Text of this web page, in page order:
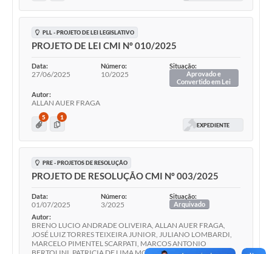
PLL - PROJETO DE LEI LEGISLATIVO
PROJETO DE LEI CMI Nº 010/2025
Data:
27/06/2025
Número:
10/2025
Situação:
Aprovado e
Convertido em Lei
Autor:
ALLAN AUER FRAGA
5 1
EXPEDIENTE
PRE - PROJETOS DE RESOLUÇÃO
PROJETO DE RESOLUÇÃO CMI Nº 003/2025
Data:
01/07/2025
Número:
3/2025
Situação:
Arquivado
Autor:
BRENO LUCIO ANDRADE OLIVEIRA, ALLAN AUER FRAGA,
JOSÉ LUIZ TORRES TEIXEIRA JUNIOR, JULIANO LOMBARDI,
MARCELO PIMENTEL SCARPATI, MARCOS ANTONIO